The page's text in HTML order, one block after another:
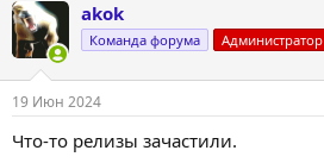
к
ц
и
akok
Команда форума Администратор
19 Июн 2024
Что-то релизы зачастили.